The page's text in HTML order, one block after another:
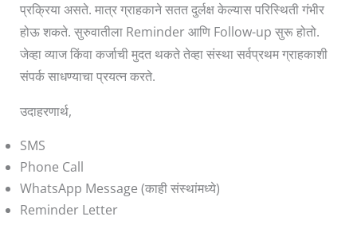
प्रक्रिया असते. मात्र ग्राहकाने सतत दुर्लक्ष केल्यास परिस्थिती गंभीर
होऊ शकते. सुरुवातीला Reminder आणि Follow-up सुरू होतो.
जेव्हा व्याज किंवा कर्जाची मुदत थकते तेव्हा संस्था सर्वप्रथम ग्राहकाशी
संपर्क साधण्याचा प्रयत्न करते.
उदाहरणार्थ,
SMS
Phone Call
WhatsApp Message (काही संस्थांमध्ये)
Reminder Letter